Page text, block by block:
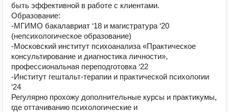
быть эффективной в работе с клиентами.
Образование:
-МГИМО бакалавриат ‘18 и магистратура ‘20
(непсихологическое образование)
-Московский институт психоанализа «Практическое
консультирование и диагностика личности»,
профессиональная переподготовка ‘22
‌-Институт гештальт-терапии и практической психологии
‘24
Регулярно прохожу дополнительные курсы и практикумы,
где оттачиванию психологические и